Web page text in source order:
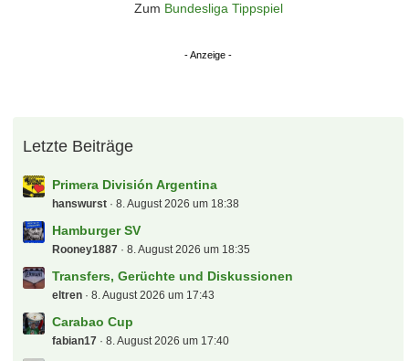
Zum Bundesliga Tippspiel
Letzte Beiträge
Primera División Argentina
hanswurst 8. August 2026 um 18:38
Hamburger SV
Rooney1887 8. August 2026 um 18:35
Transfers, Gerüchte und Diskussionen
eltren 8. August 2026 um 17:43
Carabao Cup
fabian17 8. August 2026 um 17:40